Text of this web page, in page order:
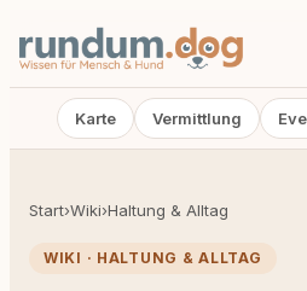
Karte Vermittlung
Start›Wiki›Haltung & Alltag
WIKI · HALTUNG & ALLTAG